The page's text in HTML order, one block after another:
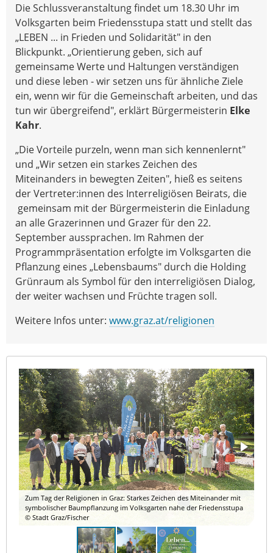
Die Schlussveranstaltung findet um 18.30 Uhr im
Volksgarten beim Friedensstupa statt und stellt das
„LEBEN ... in Frieden und Solidarität" in den
Blickpunkt. „Orientierung geben, sich auf
gemeinsame Werte und Haltungen verständigen
und diese leben - wir setzen uns für ähnliche Ziele
ein, wenn wir für die Gemeinschaft arbeiten, und das
tun wir übergreifend", erklärt Bürgermeisterin Elke
Kahr.
„Die Vorteile purzeln, wenn man sich kennenlernt"
und „Wir setzen ein starkes Zeichen des
Miteinanders in bewegten Zeiten", hieß es seitens
der Vertreter:innen des Interreligiösen Beirats, die
gemeinsam mit der Bürgermeisterin die Einladung
an alle Grazerinnen und Grazer für den 22.
September aussprachen. Im Rahmen der
Programmpräsentation erfolgte im Volksgarten die
Pflanzung eines „Lebensbaums" durch die Holding
Grünraum als Symbol für den interreligiösen Dialog,
der weiter wachsen und Früchte tragen soll.
Weitere Infos unter: www.graz.at/religionen
Zum Tag der Religionen in Graz: Starkes Zeichen des Miteinander mit
symbolischer Baumpflanzung im Volksgarten nahe der Friedensstupa
© Stadt Graz/Fischer